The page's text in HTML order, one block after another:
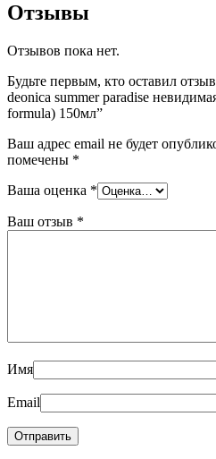
Отзывы
Отзывов пока нет.
Будьте первым, кто оставил
deonica summer paradise
formula) 150мл”
Ваш адрес email не будет
помечены *
Ваша оценка *
Ваш отзыв *
Имя
Email